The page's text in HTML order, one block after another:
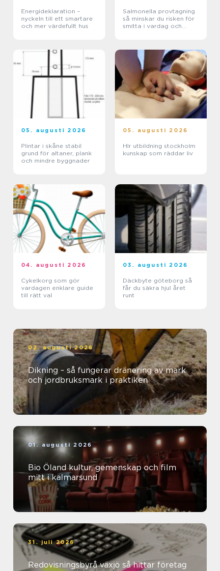
Energideklaration –
nyckeln till ett smartare
och mer värdefullt hus
Salmonella provtagning
så minskar du risken för
smitta i vardag och
05. augusti 2026
Plintar i skåne stabil
grund för altaner, plank
och mindre byggnader
05. augusti 2026
Hlr utbildning stockholm
kunskap som räddar liv
04. augusti 2026
Cykelkorg som gör
vardagen enklare guide
till rätt val
03. augusti 2026
Däckbyte göteborg så
får du säkra hjul året
runt
02. augusti 2026
Dikning – så fungerar dränering av mark
och jordbruksmark i praktiken
01. augusti 2026
Bio Öland kultur, gemenskap och film
mitt i kalmarsund
31. juli 2026
Redovisningsbyrå växjö så hittar företag